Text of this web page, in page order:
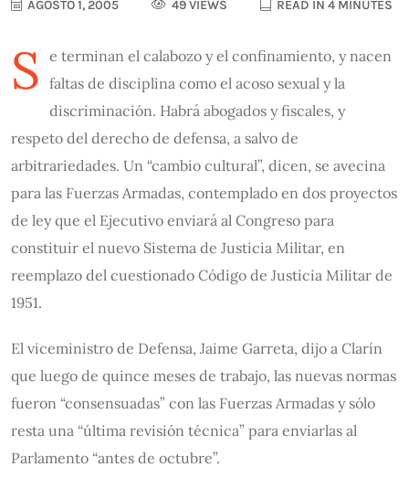
AGOSTO 1, 2005 49 VIEWS READ IN 4 MINUTES
S e terminan el calabozo y el confinamiento, y nacen
faltas de disciplina como el acoso sexual y la
discriminación. Habrá abogados y fiscales, y
respeto del derecho de defensa, a salvo de
arbitrariedades. Un “cambio cultural”, dicen, se avecina
para las Fuerzas Armadas, contemplado en dos proyectos
de ley que el Ejecutivo enviará al Congreso para
constituir el nuevo Sistema de Justicia Militar, en
reemplazo del cuestionado Código de Justicia Militar de
1951.
El viceministro de Defensa, Jaime Garreta, dijo a Clarín
que luego de quince meses de trabajo, las nuevas normas
fueron “consensuadas” con las Fuerzas Armadas y sólo
resta una “última revisión técnica” para enviarlas al
Parlamento “antes de octubre”.